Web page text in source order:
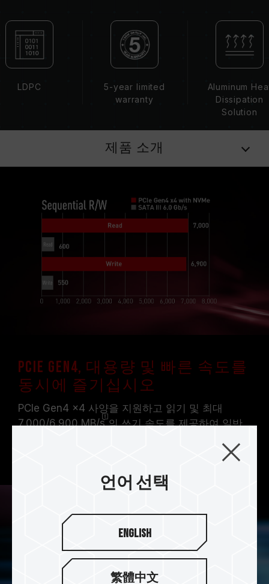
LDPC
5-year limited
warranty
Aluminum
Dissipation
Solution
제품 소개
PCIe Gen4, 대용량 및 빠른 속도를
동시에 즐기십시오
PCIe Gen4 x4 사양을 지원하고 읽기 및 최대
7,000/6,900MB/s의 쓰기 속도를 제공하여 일반
언어 선택
English
繁體中文